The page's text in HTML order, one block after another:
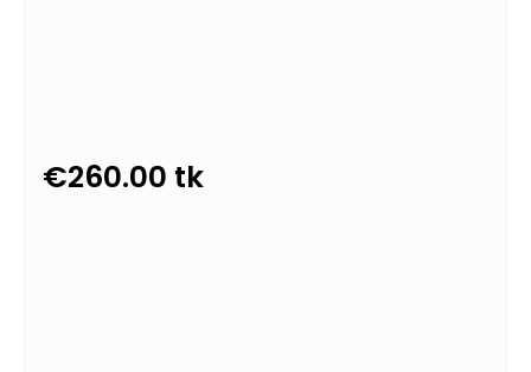
€260.00 tk